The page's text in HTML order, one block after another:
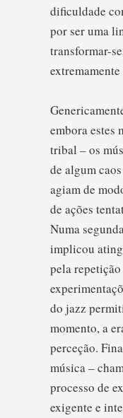
dificuldade
por ser uma
transformar-
embora estes
tribal – os
de algum
agiam de
de ações
Numa
implicou
pela
do jazz
momento, a
perceção.
música –
processo de
exigente e